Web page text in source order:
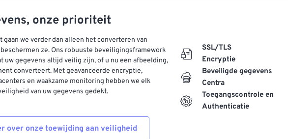
onze prioriteit
gaan we verder dan alleen het converteren van
ze. Ons robuuste beveiligingsframework
uw gegevens altijd veilig zijn, of u nu een afbeelding,
converteert. Met geavanceerde encryptie,
en waakzame monitoring hebben we elk
van uw gegevens gedekt.
over onze toewijding aan veiligheid
SSL/TLS
Encryptie
Beveiligde gegevens
Centra
Toegangscontrole en
Authenticatie